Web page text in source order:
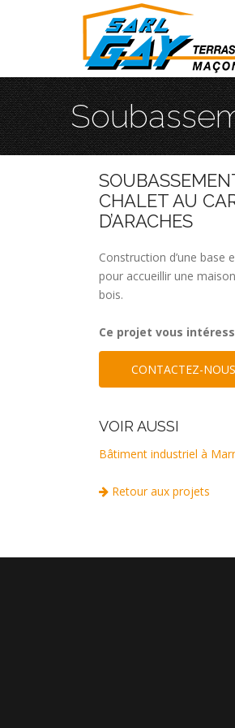
CHALET AU
D’ARACHES
Construction d’une base
pour accueillir une
bois.
Ce projet vous
CONTACTEZ-NOUS
VOIR AUSSI
Bâtiment industriel à
Retour aux projets